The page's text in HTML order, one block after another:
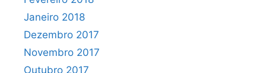
Janeiro 2018
Dezembro 2017
Novembro 2017
Outubro 2017